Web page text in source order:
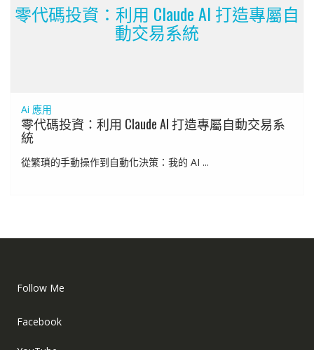
零代碼投資：利用 Claude AI 打造專屬自
動交易系統
Ai 應用
零代碼投資：利用 Claude AI 打造專屬自動交易系
統
從繁瑣的手動操作到自動化決策：我的 AI ...
Follow Me
Facebook